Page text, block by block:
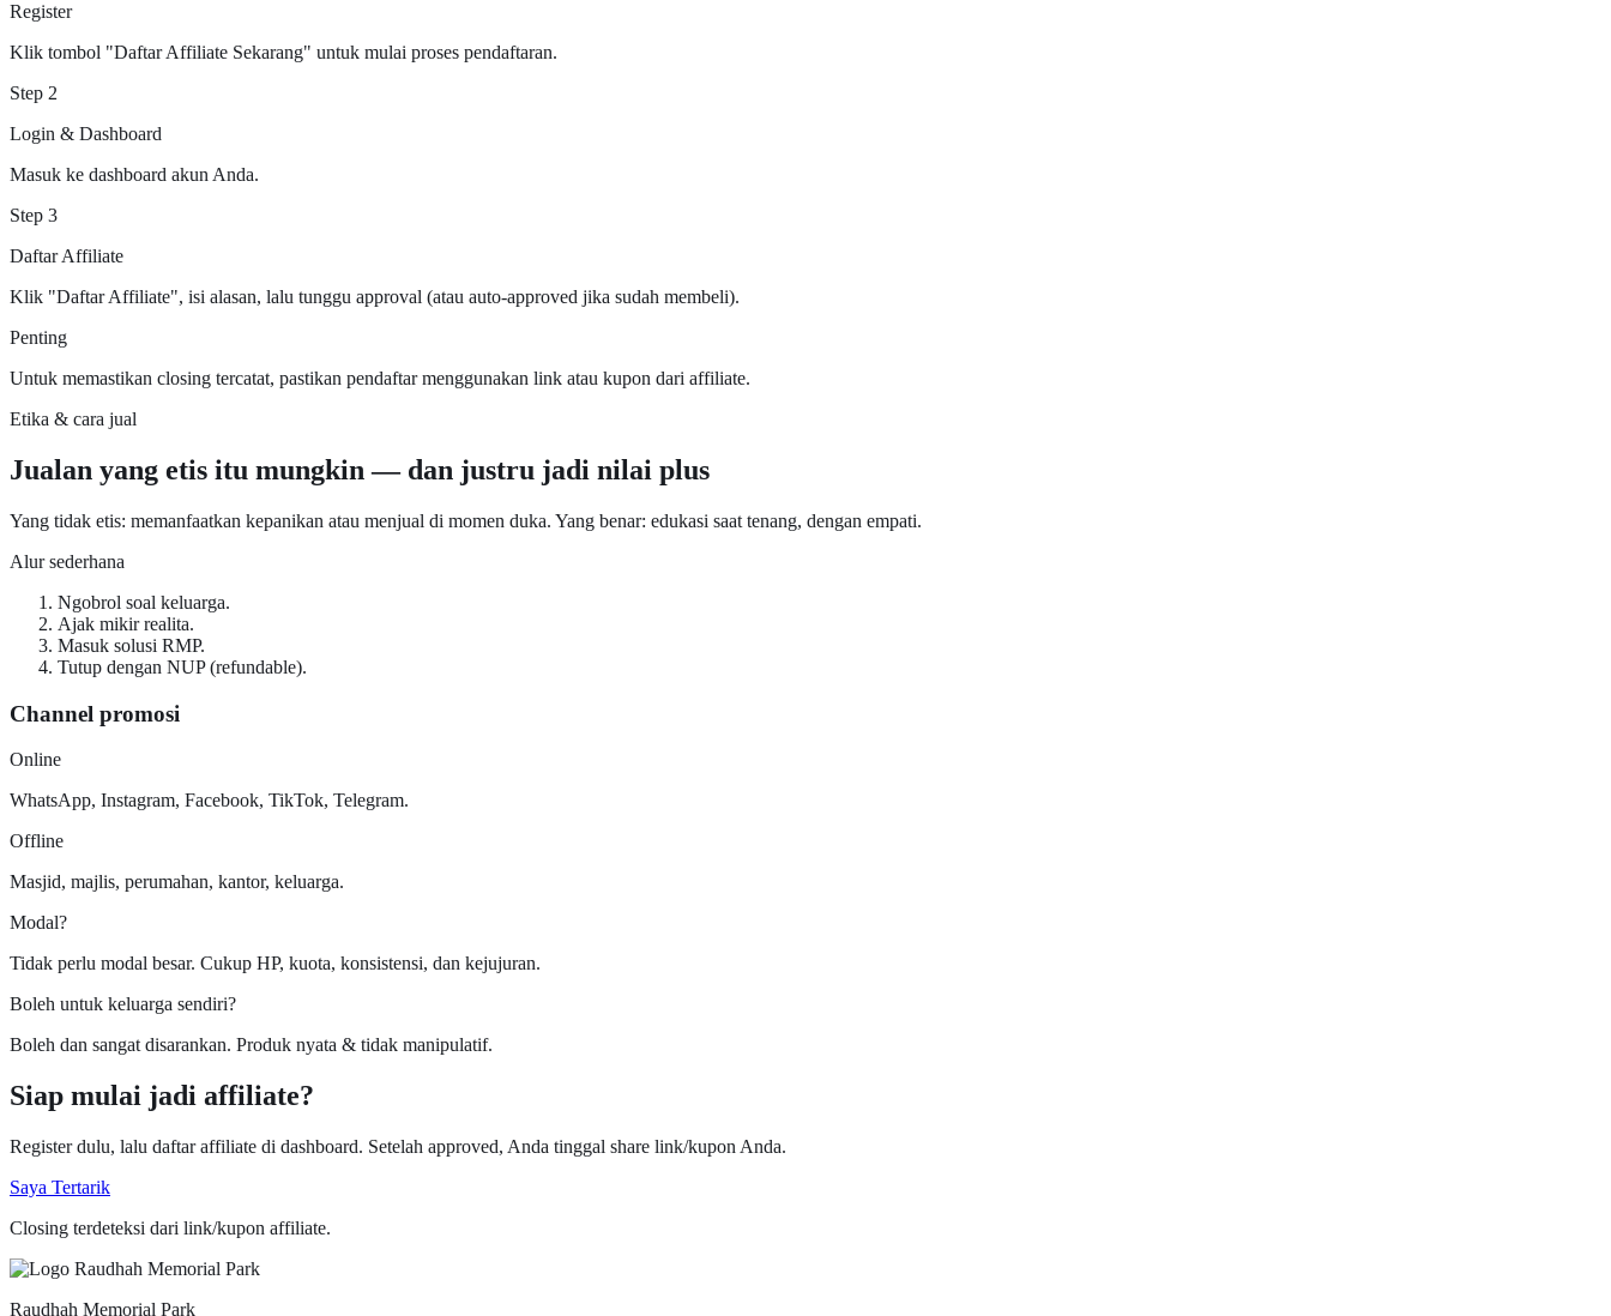
Register
Klik tombol "Daftar Affiliate Sekarang" untuk mulai proses pendaftaran.
Step 2
Login & Dashboard
Masuk ke dashboard akun Anda.
Step 3
Daftar Affiliate
Klik "Daftar Affiliate", isi alasan, lalu tunggu approval (atau auto-approved jika sudah membeli).
Penting
Untuk memastikan closing tercatat, pastikan pendaftar menggunakan link atau kupon dari affiliate.
Etika & cara jual
Jualan yang etis itu mungkin — dan justru jadi nilai plus
Yang tidak etis: memanfaatkan kepanikan atau menjual di momen duka. Yang benar: edukasi saat tenang, dengan empati.
Alur sederhana
Ngobrol soal keluarga.
Ajak mikir realita.
Masuk solusi RMP.
Tutup dengan NUP (refundable).
Channel promosi
Online
WhatsApp, Instagram, Facebook, TikTok, Telegram.
Offline
Masjid, majlis, perumahan, kantor, keluarga.
Modal?
Tidak perlu modal besar. Cukup HP, kuota, konsistensi, dan kejujuran.
Boleh untuk keluarga sendiri?
Boleh dan sangat disarankan. Produk nyata & tidak manipulatif.
Siap mulai jadi affiliate?
Register dulu, lalu daftar affiliate di dashboard. Setelah approved, Anda tinggal share link/kupon Anda.
Saya Tertarik
Closing terdeteksi dari link/kupon affiliate.
Raudhah Memorial Park